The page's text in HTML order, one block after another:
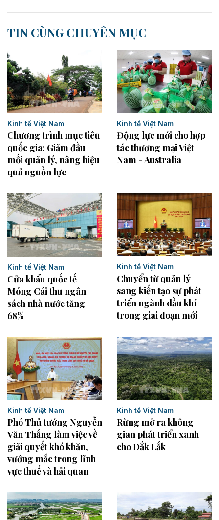
TIN CÙNG CHUYÊN MỤC
Kinh tế Việt Nam
Chương trình mục tiêu
quốc gia: Giảm đầu
mối quản lý, nâng hiệu
quả nguồn lực
Kinh tế Việt Nam
Động lực mới cho hợp
tác thương mại Việt
Nam - Australia
Kinh tế Việt Nam
Cửa khẩu quốc tế
Móng Cái thu ngân
sách nhà nước tăng
68%
Kinh tế Việt Nam
Chuyển từ quản lý
sang kiến tạo sự phát
triển ngành dầu khí
trong giai đoạn mới
Kinh tế Việt Nam
Phó Thủ tướng Nguyễn
Văn Thắng làm việc về
giải quyết khó khăn,
vướng mắc trong lĩnh
vực thuế và hải quan
Kinh tế Việt Nam
Rừng mở ra không
gian phát triển xanh
cho Đắk Lắk